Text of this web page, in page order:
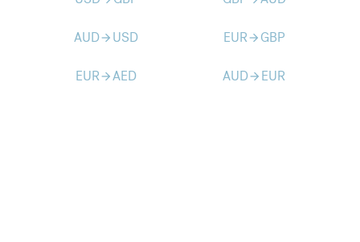
AUDarrow_forward USD EURarrow_forward GBP
EURarrow_forwardAED AUDarrow_forward EUR